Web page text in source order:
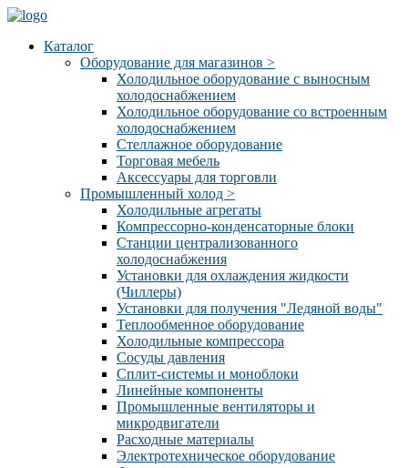
Каталог
Оборудование для магазинов >
Холодильное оборудование с выносным
холодоснабжением
Холодильное оборудование со встроенным
холодоснабжением
Стеллажное оборудование
Торговая мебель
Аксессуары для торговли
Промышленный холод >
Холодильные агрегаты
Компрессорно-конденсаторные блоки
Станции централизованного
холодоснабжения
Установки для охлаждения жидкости
(Чиллеры)
Установки для получения "Ледяной воды"
Теплообменное оборудование
Холодильные компрессора
Сосуды давления
Cплит-системы и моноблоки
Линейные компоненты
Промышленные вентиляторы и
микродвигатели
Расходные материалы
Электротехническое оборудование